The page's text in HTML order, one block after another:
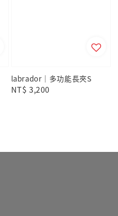
labrador｜多功能長夾S
Regular
NT$ 3,200